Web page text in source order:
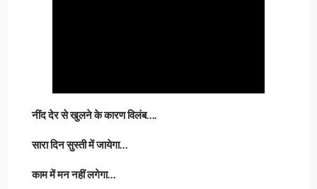
नींद देर से खुलने के कारण विलंब….
सारा दिन सुस्ती में जायेगा…
काम में मन नहीं लगेगा…